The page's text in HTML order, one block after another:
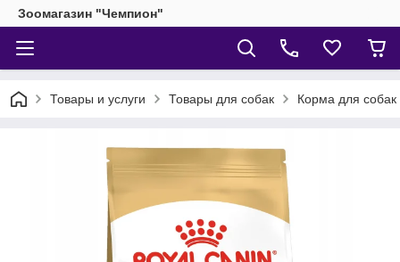
Зоомагазин "Чемпион"
Товары и услуги Товары для собак Корма для собак